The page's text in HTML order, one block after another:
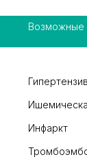
Возможные
Инфаркт